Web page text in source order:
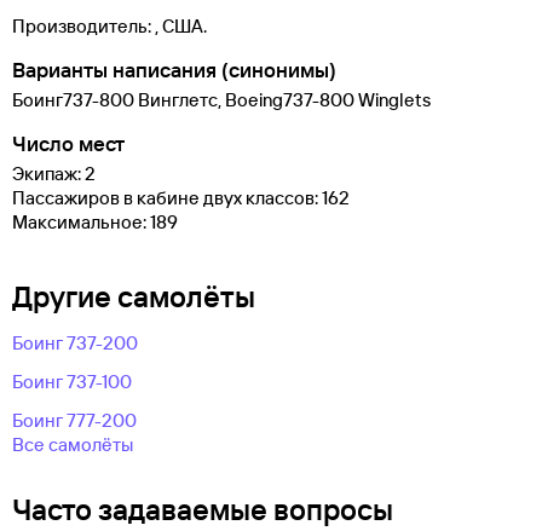
Производитель: , США.
Варианты написания (синонимы)
Боинг737-800 Винглетс, Boeing737-800 Winglets
Число мест
Экипаж: 2
Пассажиров в кабине двух классов: 162
Максимальное: 189
Другие самолëты
Боинг 737-200
Боинг 737-100
Боинг 777-200
Все самолëты
Часто задаваемые вопросы